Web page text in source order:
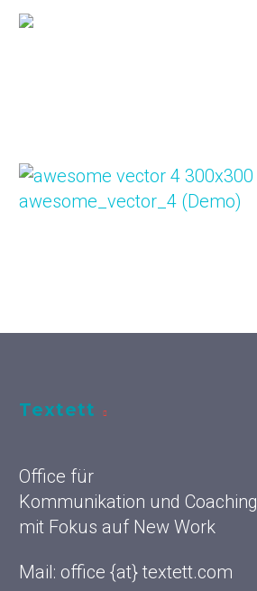
Textett
Office für
Kommunikation und Coaching
mit Fokus auf New Work
Mail: office {at} textett.com